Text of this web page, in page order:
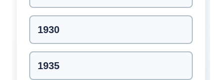
1930
1935